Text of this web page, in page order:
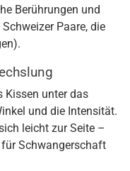
Berührungen und
Paare, die
Kissen unter das
und die Intensität.
leicht zur Seite –
Schwangerschaft